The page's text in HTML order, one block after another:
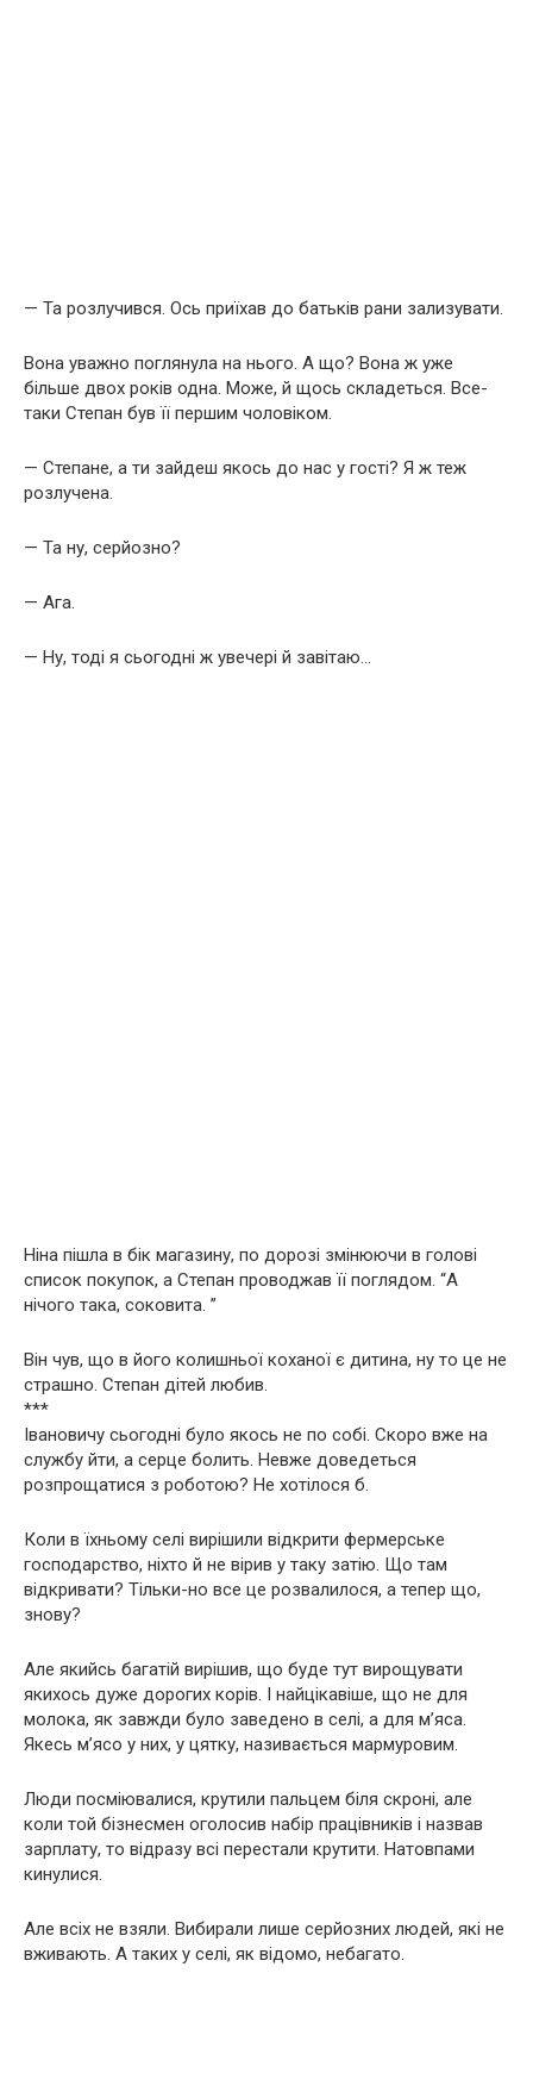
— Та розлучився. Ось приїхав до батьків рани зализувати.
Вона уважно поглянула на нього. А що? Вона ж уже
більше двох років одна. Може, й щось складеться. Все-
таки Степан був її першим чоловіком.
— Степане, а ти зайдеш якось до нас у гості? Я ж теж
розлучена.
— Та ну, серйозно?
— Ага.
— Ну, тоді я сьогодні ж увечері й завітаю…
Ніна пішла в бік магазину, по дорозі змінюючи в голові
список покупок, а Степан проводжав її поглядом. “А
нічого така, соковита. ”
Він чув, що в його колишньої коханої є дитина, ну то це не
страшно. Степан дітей любив.
***
Івановичу сьогодні було якось не по собі. Скоро вже на
службу йти, а серце болить. Невже доведеться
розпрощатися з роботою? Не хотілося б.
Коли в їхньому селі вирішили відкрити фермерське
господарство, ніхто й не вірив у таку затію. Що там
відкривати? Тільки-но все це розвалилося, а тепер що,
знову?
Але якийсь багатій вирішив, що буде тут вирощувати
якихось дуже дорогих корів. І найцікавіше, що не для
молока, як завжди було заведено в селі, а для м’яса.
Якесь м’ясо у них, у цятку, називається мармуровим.
Люди посміювалися, крутили пальцем біля скроні, але
коли той бізнесмен оголосив набір працівників і назвав
зарплату, то відразу всі перестали крутити. Натовпами
кинулися.
Але всіх не взяли. Вибирали лише серйозних людей, які не
вживають. А таких у селі, як відомо, небагато.